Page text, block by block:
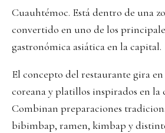
Cuauhtémoc. Está dentro de una
convertido en uno de los
gastronómica asiática en la capital.
El concepto del restaurante gira
coreana y platillos inspirados en la
Combinan preparaciones
bibimbap, ramen, kimbap y